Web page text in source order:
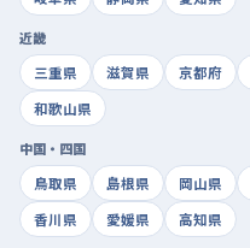
近畿
三重県
滋賀県 京都府
和歌山県
中国・四国
鳥取県
島根県 岡山県
香川県
愛媛県 高知県